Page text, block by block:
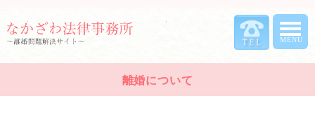
離婚について